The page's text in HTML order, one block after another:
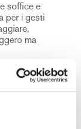
soffice e
per i gesti
ma
lunghezza
sul capo. Le
dettaglio
in